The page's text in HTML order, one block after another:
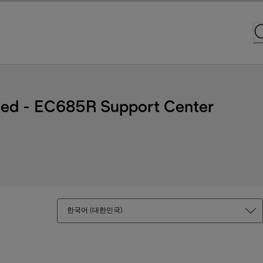
- EC685R Support Center
한국어 (대한민국)